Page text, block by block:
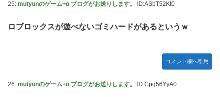
25: mutyunのゲーム+α ブログがお送りします。 ID:ASbT52Kt0
ロブロックスが遊べないゴミハードがあるというｗ
コメント欄へ引用
26: mutyunのゲーム+α ブログがお送りします。 ID:Cpg56YyA0